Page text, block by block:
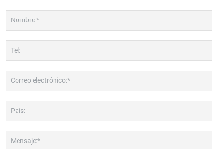
Nombre:*
Tel:
Correo electrónico:*
País:
Mensaje:*